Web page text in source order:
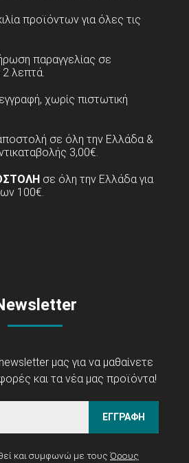
προϊόντων για όλες τις
παραγγελίας σε
λεπτά.
χωρίς πιστωτική
σε όλη την Ελλάδα &
3,00€.
σε όλη την Ελλάδα για
100€.
μας για να μαθαίνετε
και τα νέα μας προϊόντα!
ΕΓΓΡΑΦΗ
και συμφωνώ με τους Όρους